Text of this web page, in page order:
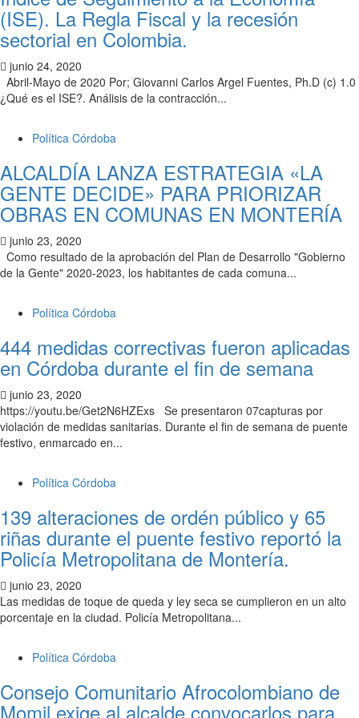
(ISE). La Regla Fiscal y la recesión
sectorial en Colombia.
junio 24, 2020
Abril-Mayo de 2020 Por; Giovanni Carlos Argel Fuentes, Ph.D (c) 1.0
¿Qué es el ISE?. Análisis de la contracción...
Política Córdoba
ALCALDÍA LANZA ESTRATEGIA «LA
GENTE DECIDE» PARA PRIORIZAR
OBRAS EN COMUNAS EN MONTERÍA
junio 23, 2020
Como resultado de la aprobación del Plan de Desarrollo "Gobierno
de la Gente" 2020-2023, los habitantes de cada comuna...
Política Córdoba
444 medidas correctivas fueron aplicadas
en Córdoba durante el fin de semana
junio 23, 2020
https://youtu.be/Get2N6HZExs Se presentaron 07capturas por
violación de medidas sanitarias. Durante el fin de semana de puente
festivo, enmarcado en...
Política Córdoba
139 alteraciones de ordén público y 65
riñas durante el puente festivo reportó la
Policía Metropolitana de Montería.
junio 23, 2020
Las medidas de toque de queda y ley seca se cumplieron en un alto
porcentaje en la ciudad. Policía Metropolitana...
Política Córdoba
Consejo Comunitario Afrocolombiano de
Momil exige al alcalde convocarlos para